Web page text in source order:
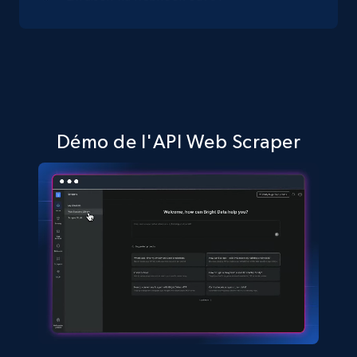
eBay
URL, Product id, Title, Seller name, Seller rating,
Seller reviews, Breadcrumbs, Root category, and
2.5K+ 359+ Essai gratuit
Démo de l'API Web Scraper